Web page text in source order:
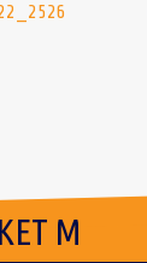
22_2526
M